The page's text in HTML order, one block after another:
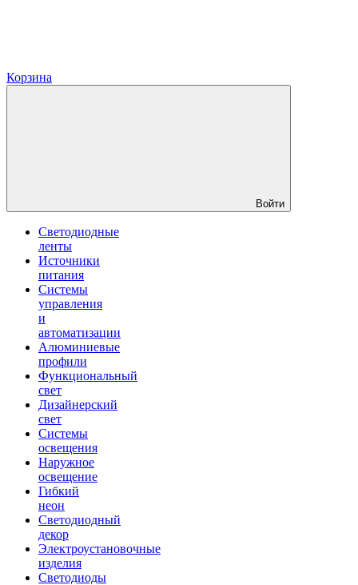
Корзина
Войти
Светодиодные
ленты
Источники
питания
Системы
управления
и
автоматизации
Алюминиевые
профили
Функциональный
свет
Дизайнерский
свет
Системы
освещения
Наружное
освещение
Гибкий
неон
Светодиодный
декор
Электроустановочные
изделия
Светодиоды